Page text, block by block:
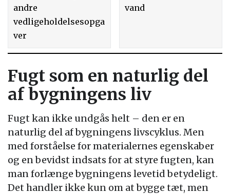
andre
vedligeholdelsesopga
ver
vand
Fugt som en naturlig del
af bygningens liv
Fugt kan ikke undgås helt – den er en
naturlig del af bygningens livscyklus. Men
med forståelse for materialernes egenskaber
og en bevidst indsats for at styre fugten, kan
man forlænge bygningens levetid betydeligt.
Det handler ikke kun om at bygge tæt, men